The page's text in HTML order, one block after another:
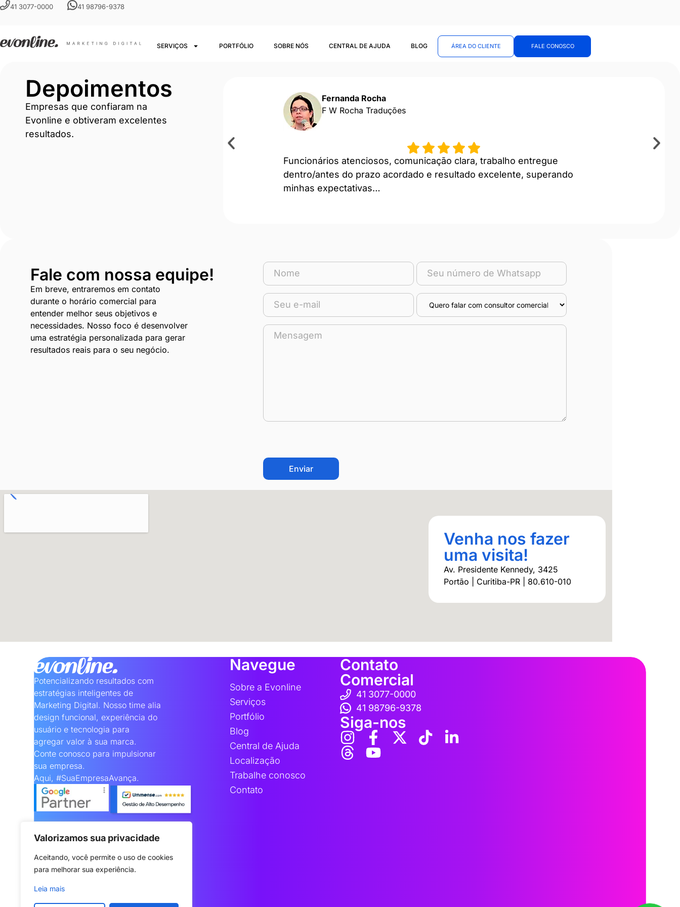
Valorizamos sua privacidade
Aceitando, você permite o uso de cookies
para melhorar sua experiência.
Leia mais
41 3077-0000 41 98796-9378
SERVIÇOS PORTFÓLIO SOBRE NÓS CENTRAL DE AJUDA BLOG ÁREA DO CLIENTE FALE CONOSCO
Depoimentos
Empresas que confiaram na
Evonline e obtiveram excelentes
resultados.
Fernanda Rocha
F W Rocha Traduções
Funcionários atenciosos, comunicação clara, trabalho entregue
dentro/antes do prazo acordado e resultado excelente, superando
minhas expectativas…
Fale com nossa equipe!
Em breve, entraremos em contato
durante o horário comercial para
entender melhor seus objetivos e
necessidades. Nosso foco é desenvolver
uma estratégia personalizada para gerar
resultados reais para o seu negócio.
Venha nos fazer
uma visita!
Av. Presidente Kennedy, 3425
Portão | Curitiba-PR | 80.610-010
Potencializando resultados com
estratégias inteligentes de
Marketing Digital. Nosso time alia
design funcional, experiência do
usuário e tecnologia para
agregar valor à sua marca.
Conte conosco para impulsionar
sua empresa.
Aqui, #SuaEmpresaAvança.
Navegue
Sobre a Evonline
Serviços
Portfólio
Blog
Central de Ajuda
Localização
Trabalhe conosco
Contato
Contato
Comercial
41 3077-0000
41 98796-9378
Siga-nos